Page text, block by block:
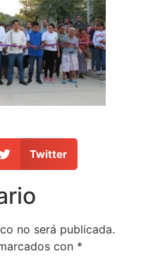
Twitter
no será publicada.
con *